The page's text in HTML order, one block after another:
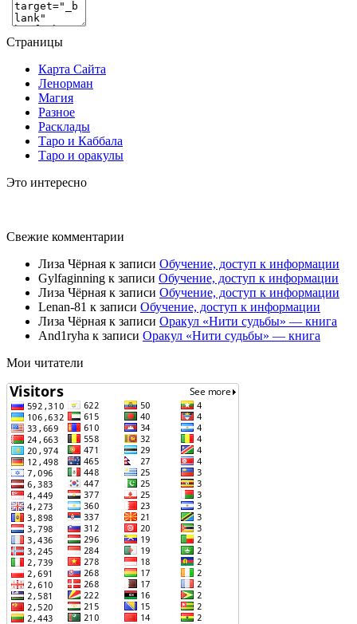
Страницы
Карта Сайта
Ленорман
Магия
Разное
Расклады
Таро и Каббала
Таро и оракулы
Это интересно
Свежие комментарии
Лиза Чёрная к записи Обучение, доступ к информации
Gylfaginning к записи Обучение, доступ к информации
Лиза Чёрная к записи Обучение, доступ к информации
Lenan-81 к записи Обучение, доступ к информации
Лиза Чёрная к записи Оракул «Нити судьбы» — книга
And1ryha к записи Оракул «Нити судьбы» — книга
Мои читатели